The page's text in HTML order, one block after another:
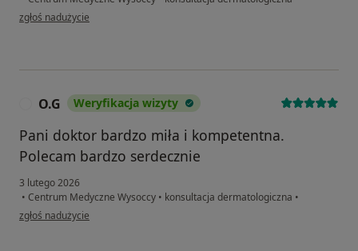
w opinii użytkownika A.M
zgłoś nadużycie
O.G Weryfikacja wizyty
Pani doktor bardzo miła i kompetentna.
Polecam bardzo serdecznie
3 lutego 2026
• Centrum Medyczne Wysoccy • konsultacja dermatologiczna •
w opinii użytkownika O.G
zgłoś nadużycie